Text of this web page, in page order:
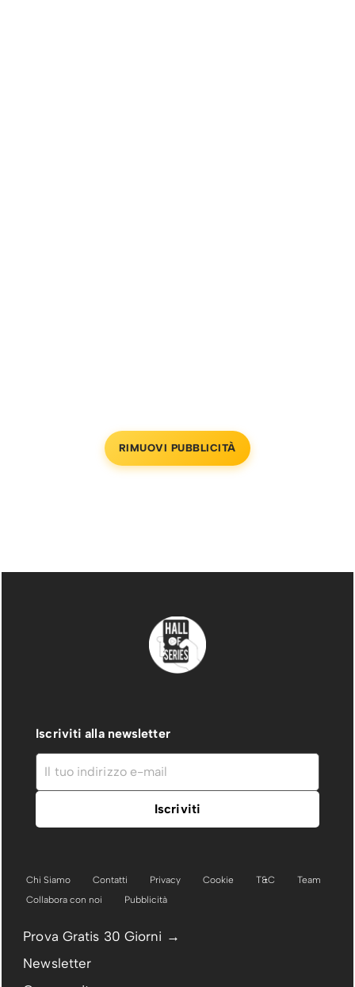
RIMUOVI PUBBLICITÀ
Iscriviti alla newsletter
Chi Siamo Contatti Privacy Cookie T&C
Team
Collabora con noi
Pubblicità
Prova Gratis 30 Giorni →
Newsletter